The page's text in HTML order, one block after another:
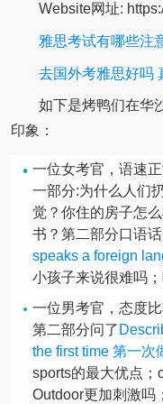
Website网址:
雅思考试有哪些注
去国外考雅思好吗
如下是烤鸭们在华
印象：
一位女考官，语速
一部分:为什么人们
觉？你住的房子怎
书？第二部分口语话
speaks a foreign
小孩子来说很难吗
一位男考官，态度
第二部分问了
the first time 第一次
sports的最大优点
Outdoor更加刺激吗